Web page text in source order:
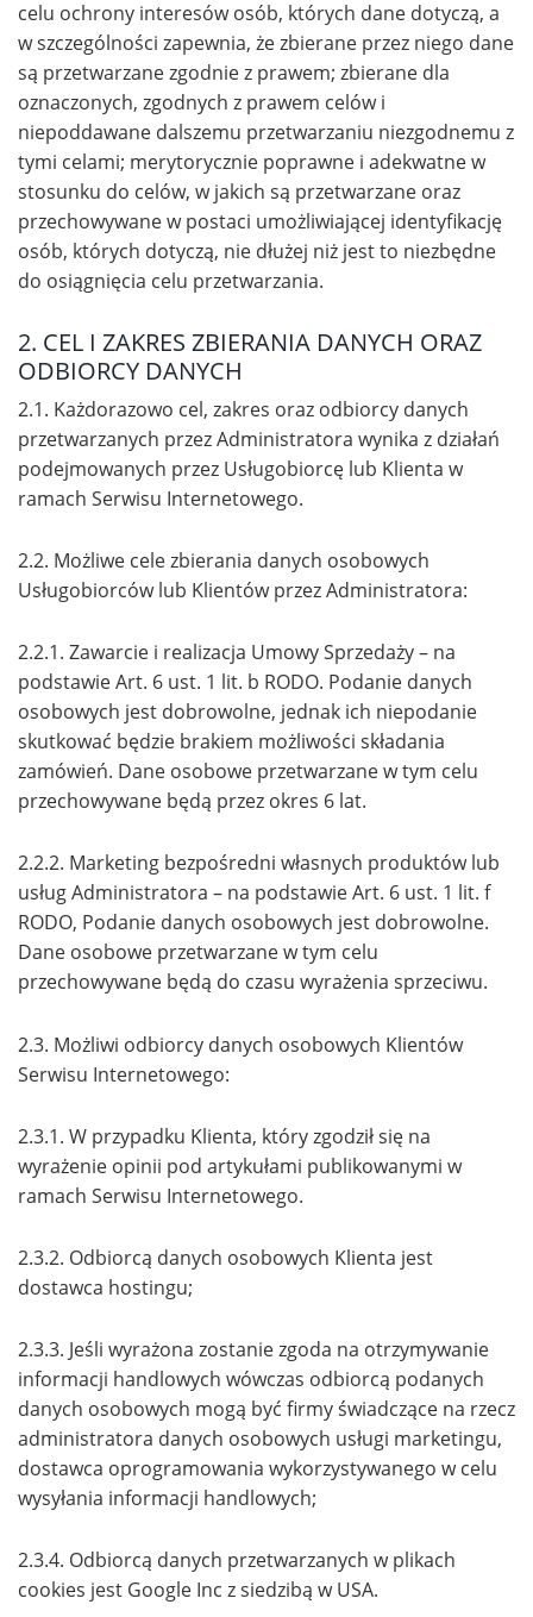
celu ochrony interesów osób, których dane dotyczą, a
w szczególności zapewnia, że zbierane przez niego dane
są przetwarzane zgodnie z prawem; zbierane dla
oznaczonych, zgodnych z prawem celów i
niepoddawane dalszemu przetwarzaniu niezgodnemu z
tymi celami; merytorycznie poprawne i adekwatne w
stosunku do celów, w jakich są przetwarzane oraz
przechowywane w postaci umożliwiającej identyfikację
osób, których dotyczą, nie dłużej niż jest to niezbędne
do osiągnięcia celu przetwarzania.
2. CEL I ZAKRES ZBIERANIA DANYCH ORAZ
ODBIORCY DANYCH
2.1. Każdorazowo cel, zakres oraz odbiorcy danych
przetwarzanych przez Administratora wynika z działań
podejmowanych przez Usługobiorcę lub Klienta w
ramach Serwisu Internetowego.
2.2. Możliwe cele zbierania danych osobowych
Usługobiorców lub Klientów przez Administratora:
2.2.1. Zawarcie i realizacja Umowy Sprzedaży – na
podstawie Art. 6 ust. 1 lit. b RODO. Podanie danych
osobowych jest dobrowolne, jednak ich niepodanie
skutkować będzie brakiem możliwości składania
zamówień. Dane osobowe przetwarzane w tym celu
przechowywane będą przez okres 6 lat.
2.2.2. Marketing bezpośredni własnych produktów lub
usług Administratora – na podstawie Art. 6 ust. 1 lit. f
RODO, Podanie danych osobowych jest dobrowolne.
Dane osobowe przetwarzane w tym celu
przechowywane będą do czasu wyrażenia sprzeciwu.
2.3. Możliwi odbiorcy danych osobowych Klientów
Serwisu Internetowego:
2.3.1. W przypadku Klienta, który zgodził się na
wyrażenie opinii pod artykułami publikowanymi w
ramach Serwisu Internetowego.
2.3.2. Odbiorcą danych osobowych Klienta jest
dostawca hostingu;
2.3.3. Jeśli wyrażona zostanie zgoda na otrzymywanie
informacji handlowych wówczas odbiorcą podanych
danych osobowych mogą być firmy świadczące na rzecz
administratora danych osobowych usługi marketingu,
dostawca oprogramowania wykorzystywanego w celu
wysyłania informacji handlowych;
2.3.4. Odbiorcą danych przetwarzanych w plikach
cookies jest Google Inc z siedzibą w USA.